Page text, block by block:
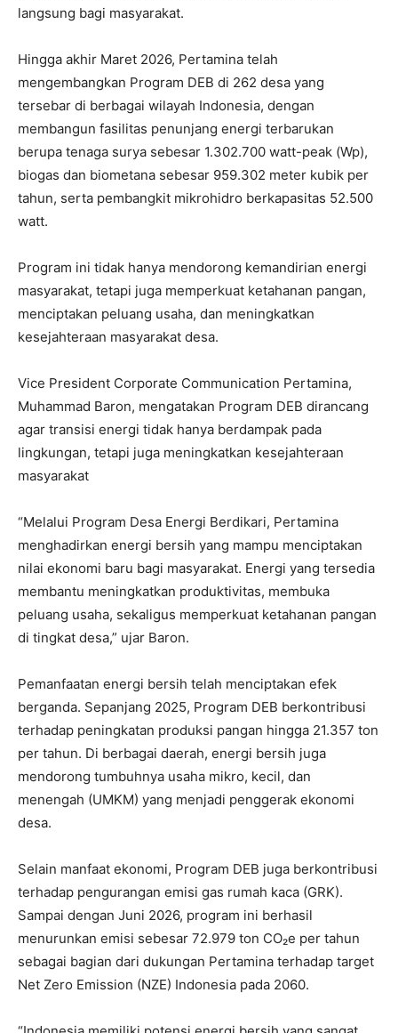
langsung bagi masyarakat.
Hingga akhir Maret 2026, Pertamina telah
mengembangkan Program DEB di 262 desa yang
tersebar di berbagai wilayah Indonesia, dengan
membangun fasilitas penunjang energi terbarukan
berupa tenaga surya sebesar 1.302.700 watt-peak (Wp),
biogas dan biometana sebesar 959.302 meter kubik per
tahun, serta pembangkit mikrohidro berkapasitas 52.500
watt.
Program ini tidak hanya mendorong kemandirian energi
masyarakat, tetapi juga memperkuat ketahanan pangan,
menciptakan peluang usaha, dan meningkatkan
kesejahteraan masyarakat desa.
Vice President Corporate Communication Pertamina,
Muhammad Baron, mengatakan Program DEB dirancang
agar transisi energi tidak hanya berdampak pada
lingkungan, tetapi juga meningkatkan kesejahteraan
masyarakat
“Melalui Program Desa Energi Berdikari, Pertamina
menghadirkan energi bersih yang mampu menciptakan
nilai ekonomi baru bagi masyarakat. Energi yang tersedia
membantu meningkatkan produktivitas, membuka
peluang usaha, sekaligus memperkuat ketahanan pangan
di tingkat desa,” ujar Baron.
Pemanfaatan energi bersih telah menciptakan efek
berganda. Sepanjang 2025, Program DEB berkontribusi
terhadap peningkatan produksi pangan hingga 21.357 ton
per tahun. Di berbagai daerah, energi bersih juga
mendorong tumbuhnya usaha mikro, kecil, dan
menengah (UMKM) yang menjadi penggerak ekonomi
desa.
Selain manfaat ekonomi, Program DEB juga berkontribusi
terhadap pengurangan emisi gas rumah kaca (GRK).
Sampai dengan Juni 2026, program ini berhasil
menurunkan emisi sebesar 72.979 ton CO₂e per tahun
sebagai bagian dari dukungan Pertamina terhadap target
Net Zero Emission (NZE) Indonesia pada 2060.